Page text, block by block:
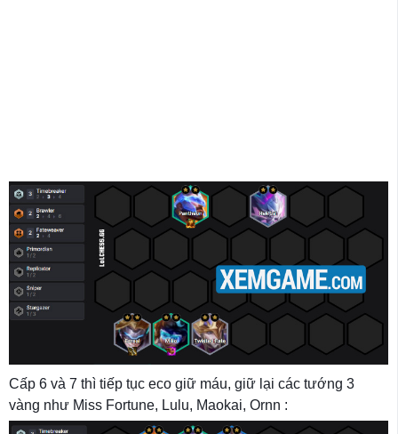
Cấp 6 và 7 thì tiếp tục eco giữ máu, giữ lại các tướng 3
vàng như Miss Fortune, Lulu, Maokai, Ornn :